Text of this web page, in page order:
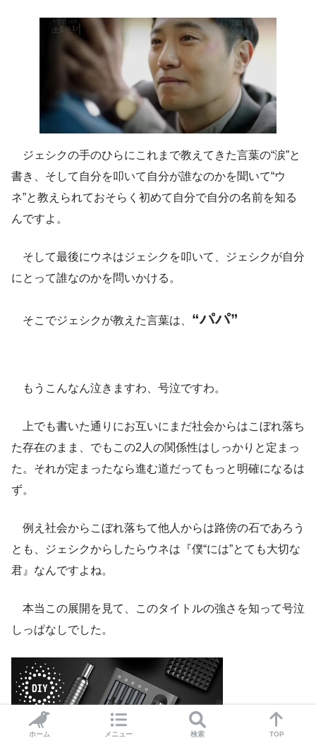
ジェシクの手のひらにこれまで教えてきた言葉の“涙”と
書き、そして自分を叩いて自分が誰なのかを聞いて“ウ
ネ”と教えられておそらく初めて自分で自分の名前を知る
んですよ。
そして最後にウネはジェシクを叩いて、ジェシクが自分
にとって誰なのかを問いかける。
そこでジェシクが教えた言葉は、 “パパ”
もうこんなん泣きますわ、号泣ですわ。
上でも書いた通りにお互いにまだ社会からはこぼれ落ち
た存在のまま、でもこの2人の関係性はしっかりと定まっ
た。それが定まったなら進む道だってもっと明確になるは
ず。
例え社会からこぼれ落ちて他人からは路傍の石であろう
とも、ジェシクからしたらウネは『僕“には”とても大切な
君』なんですよね。
本当この展開を見て、このタイトルの強さを知って号泣
しっぱなしでした。
ホーム メニュー 検索 TOP